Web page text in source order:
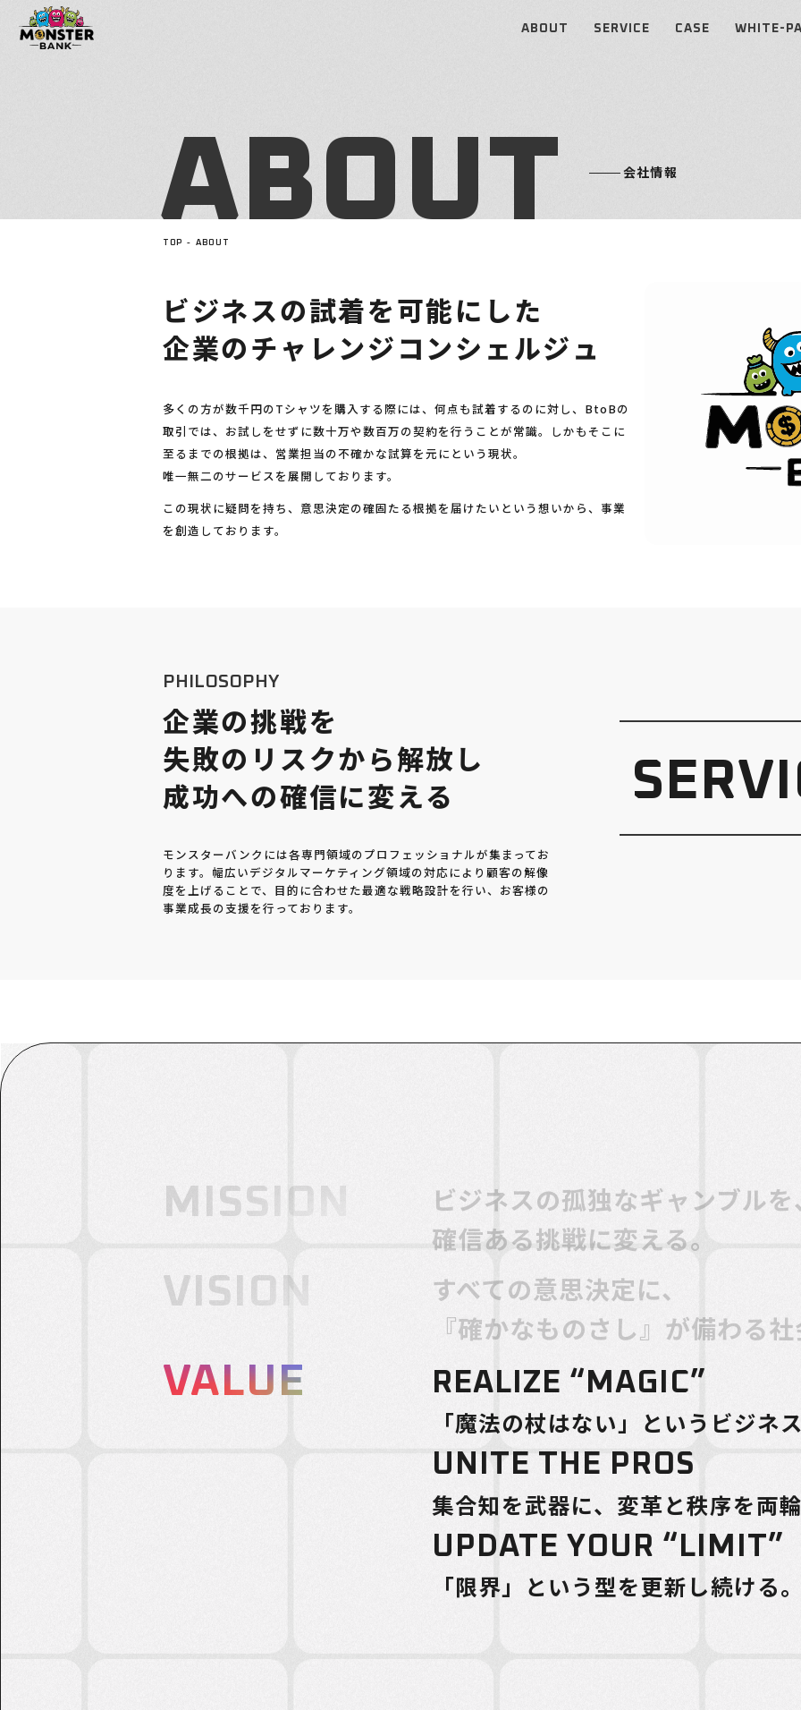
ABOUT SERVICE CASE WHITE-
ABOUT 会社情報
TOP ABOUT
ビジネスの試着を可能に した
企業のチャ レンジコンシ ェルジュ
多くの方が数千円のTシャツを購入する際には、何点も試着するのに対し、BtoBの
取引では、お試しをせずに数十万や数百万の契約を行うことが常識。しかもそこに
至るまでの根拠は、営業担当の不確かな試算を元にという現状。
唯一無二のサービスを展開しております。
この現状に疑問を持ち、意思決定の確固たる根拠を届けたいという想いから、事業
を創造しております。
PHILOSOPHY
企業の挑戦を
失敗の リ スクから解放 し
成功への確信に変える
モンスターバンクには各専門領域のプロフェッショナルが集まってお
ります。幅広いデジタルマーケティング領域の対応により顧客の解像
度を上げることで、目的に合わせた最適な戦略設計を行い、お客様の
事業成長の支援を行っております。
MISSION
ビジネスの孤独なギャンブル
確信ある挑戦に変える。
VISION
すべての意思決定に、
『確かなものさし』が備わる
VALUE
REALIZE “MAGIC”
「魔法の杖はない」という ビジネ
UNITE THE PROS
集合知を武器に、 変⾰と秩序を両
UPDATE YOUR “LIMIT”
「限界」という型を更新し続ける